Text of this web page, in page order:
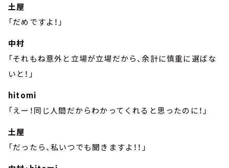
土屋
「だめですよ！」
中村
「それもね意外と立場が立場だから、余計に慎重に選ばな
いと！」
hitomi
「えー！同じ人間だからわかってくれると思ったのに！」
土屋
「だったら、私いつでも聞きますよ！！」